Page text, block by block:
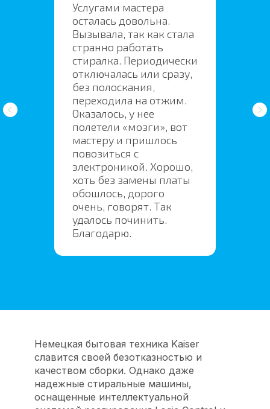
Услугами мастера
осталась довольна.
Вызывала, так как стала
странно работать
стиралка. Периодически
отключалась или сразу,
без полоскания,
переходила на отжим.
Оказалось, у нее
полетели «мозги», вот
мастеру и пришлось
повозиться с
электроникой. Хорошо,
хоть без замены платы
обошлось, дорого
очень, говорят. Так
удалось починить.
Благодарю.
Немецкая бытовая техника Kaiser
славится своей безотказностью и
качеством сборки. Однако даже
надежные стиральные машины,
оснащенные интеллектуальной